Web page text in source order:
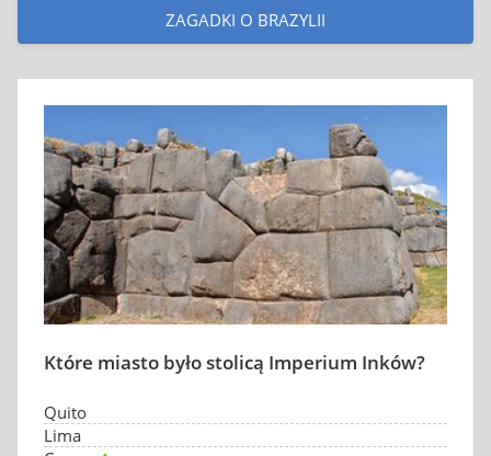
ZAGADKI O BRAZYLII
Które miasto było stolicą Imperium Inków?
Quito
Lima